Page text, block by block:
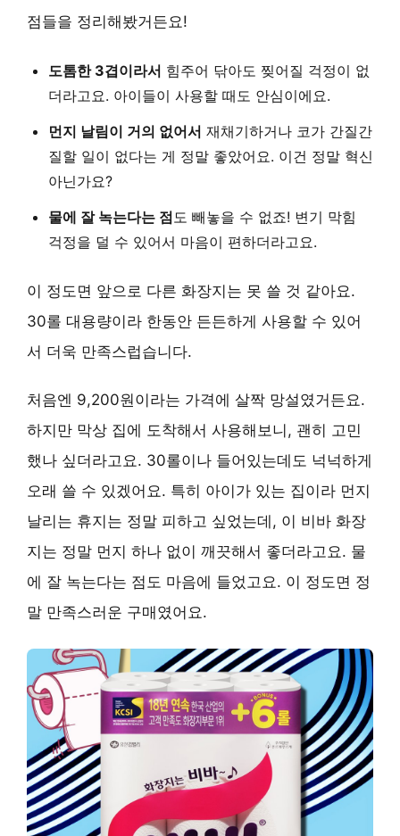
점들을 정리해봤거든요!
도톰한 3겹이라서 힘주어 닦아도 찢어질 걱정이 없
더라고요. 아이들이 사용할 때도 안심이에요.
먼지 날림이 거의 없어서 재채기하거나 코가 간질간
질할 일이 없다는 게 정말 좋았어요. 이건 정말 혁신
아닌가요?
물에 잘 녹는다는 점도 빼놓을 수 없죠! 변기 막힘
걱정을 덜 수 있어서 마음이 편하더라고요.
이 정도면 앞으로 다른 화장지는 못 쓸 것 같아요.
30롤 대용량이라 한동안 든든하게 사용할 수 있어
서 더욱 만족스럽습니다.
처음엔 9,200원이라는 가격에 살짝 망설였거든요.
하지만 막상 집에 도착해서 사용해보니, 괜히 고민
했나 싶더라고요. 30롤이나 들어있는데도 넉넉하게
오래 쓸 수 있겠어요. 특히 아이가 있는 집이라 먼지
날리는 휴지는 정말 피하고 싶었는데, 이 비바 화장
지는 정말 먼지 하나 없이 깨끗해서 좋더라고요. 물
에 잘 녹는다는 점도 마음에 들었고요. 이 정도면 정
말 만족스러운 구매였어요.